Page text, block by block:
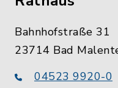
Bahnhofstraße 31
23714 Bad
04523 9920-0